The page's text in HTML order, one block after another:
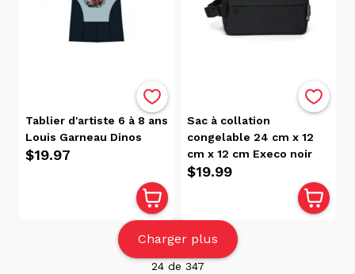
Tablier d'artiste 6 à 8 ans
Louis Garneau Dinos
$19.97
Sac à collation
congelable 24 cm x 12
cm x 12 cm Execo noir
$19.99
Charger plus
24 de 347